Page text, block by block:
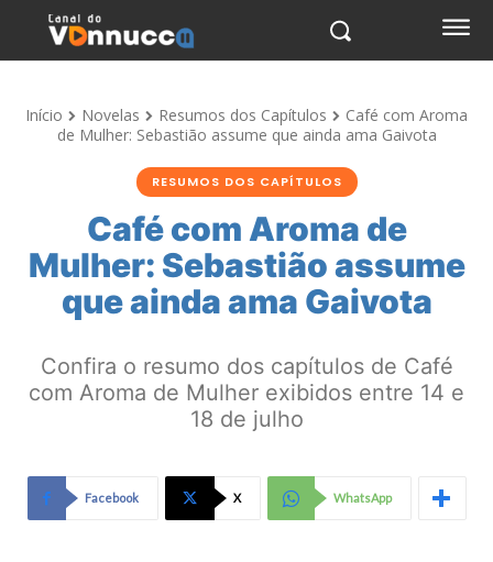
Início Novelas Resumos dos Capítulos
Café com Aroma
de Mulher: Sebastião assume que ainda ama Gaivota
RESUMOS DOS CAPÍTULOS
Café com Aroma de
Mulher: Sebastião assume
que ainda ama Gaivota
Confira o resumo dos capítulos de Café
com Aroma de Mulher exibidos entre 14 e
18 de julho
Facebook X WhatsApp